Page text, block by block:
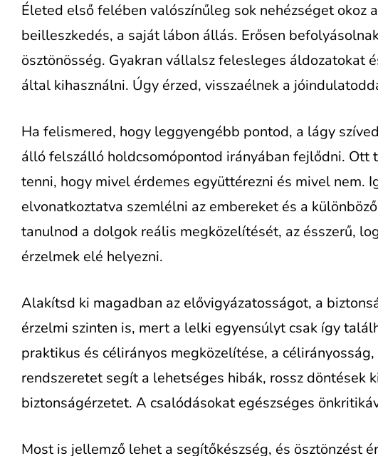
Életed első felében valószínűleg sok nehézséget okoz
beilleszkedés, a saját lábon állás. Erősen
ösztönösség. Gyakran vállalsz felesleges áldozatokat
által kihasználni. Úgy érzed, visszaélnek a
Ha felismered, hogy leggyengébb pontod, a lágy
álló felszálló holdcsomópontod irányában fejlődni. Ott
tenni, hogy mivel érdemes együttérezni és mivel nem.
elvonatkoztatva szemlélni az embereket és a
tanulnod a dolgok reális megközelítését, az ésszerű,
érzelmek elé helyezni.
Alakítsd ki magadban az elővigyázatosságot, a
érzelmi szinten is, mert a lelki egyensúlyt csak így
praktikus és célirányos megközelítése, a
rendszeretet segít a lehetséges hibák, rossz döntések
biztonságérzetet. A csalódásokat egészséges
Most is jellemző lehet a segítőkészség, és ösztönzést